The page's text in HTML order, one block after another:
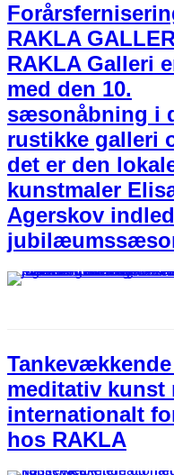
RAKLA
RAKLA Galleri
med den 10.
sæsonåbning i
rustikke galleri
det er den
kunstmaler
Agerskov
meditativ kunst
internationalt
hos RAKLA